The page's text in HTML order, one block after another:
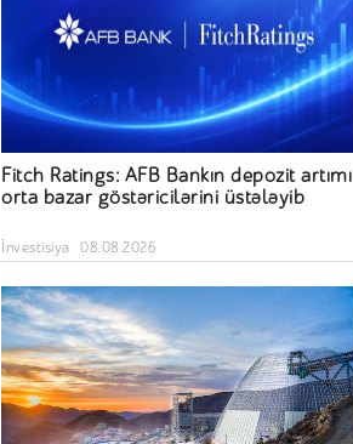
Fitch Ratings: AFB Bankın depozit artımı
orta bazar göstəricilərini üstələyib
İnvestisiya 08.08.2026